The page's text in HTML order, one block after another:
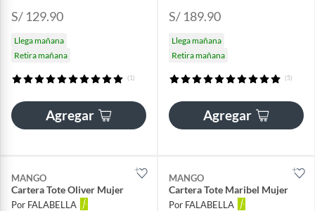
S/ 129.90
Llega mañana
Retira mañana
(1)
Agregar
S/ 189.90
Llega mañana
Retira mañana
(5)
Agregar
MANGO
Cartera Tote Oliver Mujer
Por FALABELLA
MANGO
Cartera Tote Maribel Mujer
Por FALABELLA